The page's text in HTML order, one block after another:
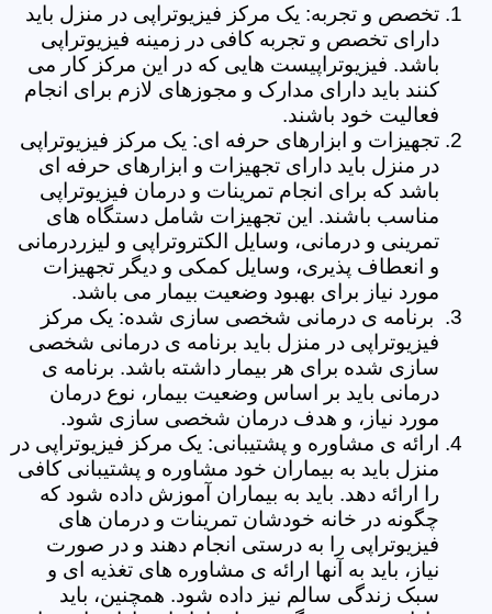
تخصص و تجربه: یک مرکز فیزیوتراپی در منزل باید
دارای تخصص و تجربه کافی در زمینه فیزیوتراپی
باشد. فیزیوتراپیست هایی که در این مرکز کار می
کنند باید دارای مدارک و مجوزهای لازم برای انجام
فعالیت خود باشند.
تجهیزات و ابزارهای حرفه ای: یک مرکز فیزیوتراپی
در منزل باید دارای تجهیزات و ابزارهای حرفه ای
باشد که برای انجام تمرینات و درمان فیزیوتراپی
مناسب باشند. این تجهیزات شامل دستگاه های
تمرینی و درمانی، وسایل الکتروتراپی و لیزردرمانی
و انعطاف پذیری، وسایل کمکی و دیگر تجهیزات
مورد نیاز برای بهبود وضعیت بیمار می باشد.
برنامه ی درمانی شخصی سازی شده: یک مرکز
فیزیوتراپی در منزل باید برنامه ی درمانی شخصی
سازی شده برای هر بیمار داشته باشد. برنامه ی
درمانی باید بر اساس وضعیت بیمار، نوع درمان
مورد نیاز، و هدف درمان شخصی سازی شود.
ارائه ی مشاوره و پشتیبانی: یک مرکز فیزیوتراپی در
منزل باید به بیماران خود مشاوره و پشتیبانی کافی
را ارائه دهد. باید به بیماران آموزش داده شود که
چگونه در خانه خودشان تمرینات و درمان های
فیزیوتراپی را به درستی انجام دهند و در صورت
نیاز، باید به آنها ارائه ی مشاوره های تغذیه ای و
سبک زندگی سالم نیز داده شود. همچنین، باید